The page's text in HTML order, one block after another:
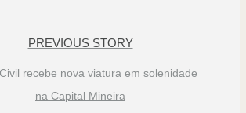
PREVIOUS STORY
recebe nova viatura em solenidade
na Capital Mineira